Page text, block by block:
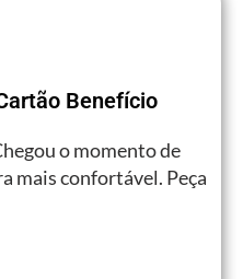
Benefício
o momento de
mais confortável. Peça